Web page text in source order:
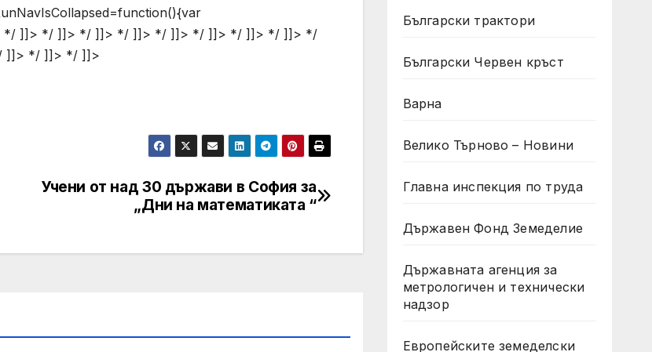
*/ ]]> */ ]]> */ ]]> */ ]]> */ ]]> */ ]]> */ ]]> */ ]]> */
]]> */ ]]> */ ]]>
Учени от над 30 държави в София за
„Дни на математиката “
Български трактори
Български Червен кръст
Варна
Велико Търново – Новини
Главна инспекция по труда
Държавен Фонд Земеделие
Държавната агенция за
метрологичен и технически
надзор
Европейските земеделски